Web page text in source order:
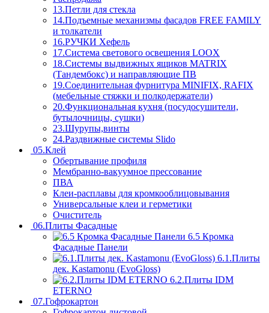
13.Петли для стекла
14.Подъемные механизмы фасадов FREE FAMILY
и толкатели
16.РУЧКИ Хефель
17.Система светового освещения LOOX
18.Системы выдвижных ящиков MATRIX
(Тандембокс) и направляющие ПВ
19.Соединительная фурнитура MINIFIX, RAFIX
(мебельные стяжки и полкодержатели)
20.Функциональная кухня (посудосушители,
бутылочницы, сушки)
23.Шурупы,винты
24.Раздвижные системы Slido
05.Клей
Обертывание профиля
Мембранно-вакуумное прессование
ПВА
Клеи-расплавы для кромкооблицовывания
Универсальные клеи и герметики
Очиститель
06.Плиты Фасадные
6.5 Кромка
Фасадные Панели
6.1.Плиты
дек. Kastamonu (EvoGloss)
6.2.Плиты IDM
ETERNO
07.Гофрокартон